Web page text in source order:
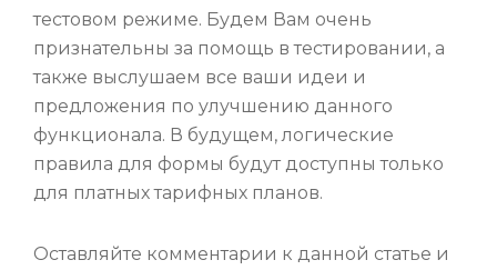
тестовом режиме. Будем Вам очень
признательны за помощь в тестировании, а
также выслушаем все ваши идеи и
предложения по улучшению данного
функционала. В будущем, логические
правила для формы будут доступны только
для платных тарифных планов.
Оставляйте комментарии к данной статье и